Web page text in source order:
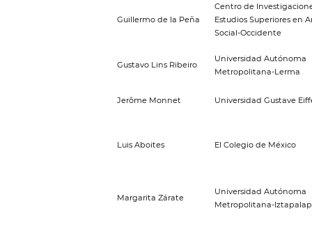
Guillermo de la Peña
Centro de
Estudios Superiores en
Social-Occidente
Gustavo Lins Ribeiro
Universidad Autónoma
Metropolitana-Lerma
Jerôme Monnet Universidad Gustave
Luis Aboites El Colegio de México
Margarita Zárate
Universidad Autónoma
Metropolitana-